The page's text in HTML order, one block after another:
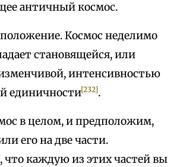
античный космос.
Космос неделимо
становящейся, или
интенсивностью
единичности[232].
в целом, и предположим,
его на две части.
каждую из этих частей вы